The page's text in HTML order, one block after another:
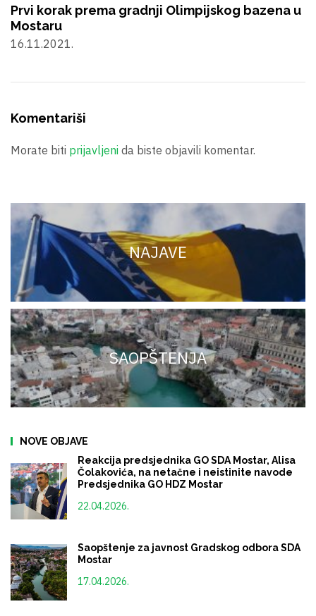
Prvi korak prema gradnji Olimpijskog bazena u
Mostaru
16.11.2021.
Komentariši
Morate biti prijavljeni da biste objavili komentar.
NAJAVE
SAOPŠTENJA
NOVE OBJAVE
Reakcija predsjednika GO SDA Mostar, Alisa
Čolakovića, na netačne i neistinite navode
Predsjednika GO HDZ Mostar
22.04.2026.
Saopštenje za javnost Gradskog odbora SDA
Mostar
17.04.2026.